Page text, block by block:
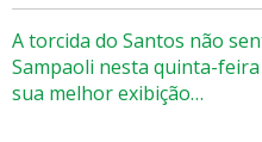
A torcida do Santos não
Sampaoli nesta quinta-
sua melhor exibição…